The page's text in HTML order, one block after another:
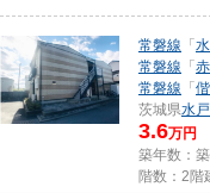
常磐線 「
常磐線 「
常磐線 「
茨城県水
3.6万円
築年数：
階数：2階